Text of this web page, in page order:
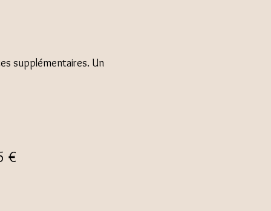
supplémentaires. Un
€